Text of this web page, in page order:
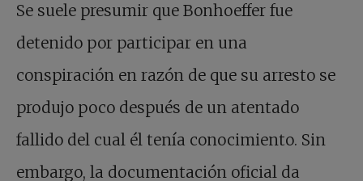
Se suele presumir que Bonhoeffer fue
detenido por participar en una
conspiración en razón de que su arresto se
produjo poco después de un atentado
fallido del cual él tenía conocimiento. Sin
embargo, la documentación oficial da